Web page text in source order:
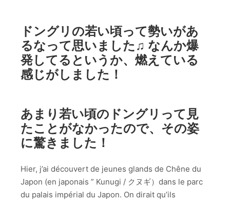
ドングリの若い頃って勢いがあ
るなって思いました♫ なんか爆
発してるというか、燃えている
感じがしました！
あまり若い頃のドングリって見
たことがなかったので、その姿
に驚きました！
Hier, j’ai découvert de jeunes glands de Chêne du
Japon (en japonais ” Kunugi / クヌギ）dans le parc
du palais impérial du Japon. On dirait qu’ils